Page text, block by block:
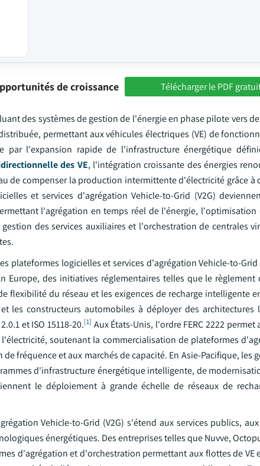
de croissance Télécharger le PDF
des systèmes de gestion de l'énergie en phase pilote vers
permettant aux véhicules électriques (VE) de
par l'expansion rapide de l'infrastructure énergétique
des VE, l'intégration croissante des énergies
de compenser la production intermittente d'électricité grâce à
et services d'agrégation Vehicle-to-Grid (V2G)
l'agrégation en temps réel de l'énergie, l'optimisation
des services auxiliaires et l'orchestration de centrales
plateformes logicielles et services d'agrégation Vehicle-to-Grid
des initiatives réglementaires telles que le règlement
flexibilité du réseau et les exigences de recharge intelligente
les constructeurs automobiles à déployer des architectures
et ISO 15118-20.[1] Aux États-Unis, l'ordre FERC 2222 permet
soutenant la commercialisation de plateformes
fréquence et aux marchés de capacité. En Asie-Pacifique, les
d'infrastructure énergétique intelligente, de
le déploiement à grande échelle de réseaux de
Vehicle-to-Grid (V2G) s'étend aux services publics,
énergétiques. Des entreprises telles que Nuvve,
d'agrégation et d'orchestration permettant aux flottes de VE